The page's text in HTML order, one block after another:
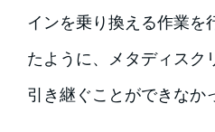
インを乗り換える作業を
たように、メタディスク
引き継ぐことができなか